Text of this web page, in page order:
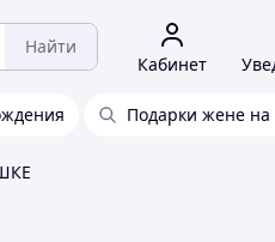
Найти
Кабинет
Подарки жене